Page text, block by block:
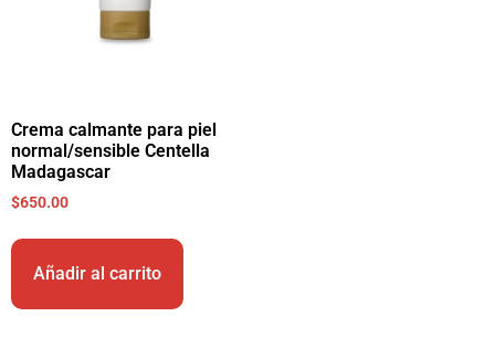
Crema calmante para piel
normal/sensible Centella
Madagascar
$650.00
Añadir al carrito